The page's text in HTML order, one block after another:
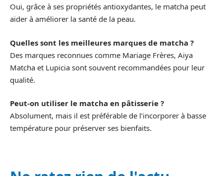
Oui, grâce à ses propriétés antioxydantes, le matcha peut
aider à améliorer la santé de la peau.
Quelles sont les meilleures marques de matcha ?
Des marques reconnues comme Mariage Frères, Aiya
Matcha et Lupicia sont souvent recommandées pour leur
qualité.
Peut-on utiliser le matcha en pâtisserie ?
Absolument, mais il est préférable de l’incorporer à basse
température pour préserver ses bienfaits.